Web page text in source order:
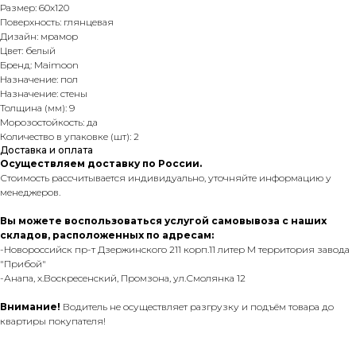
Размер: 60х120
Поверхность: глянцевая
Дизайн: мрамор
Цвет: белый
Бренд: Maimoon
Назначение: пол
Назначение: стены
Толщина (мм): 9
Морозостойкость: да
Количество в упаковке (шт): 2
Доставка и оплата
Осуществляем доставку по России.
Стоимость рассчитывается индивидуально, уточняйте информацию у
менеджеров.
Вы можете воспользоваться услугой самовывоза с наших
складов, расположенных по адресам:
-Новороссийск пр-т Дзержинского 211 корп.11 литер М территория завода
"Прибой"
-Анапа, х.Воскресенский, Промзона, ул.Смолянка 12
Внимание! Водитель не осуществляет разгрузку и подъём товара до
квартиры покупателя!